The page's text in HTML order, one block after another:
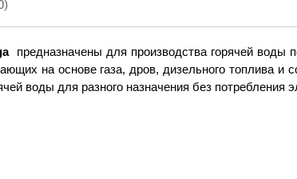
предназначены для производства горячей воды
на основе газа, дров, дизельного топлива и
воды для разного назначения без потребления